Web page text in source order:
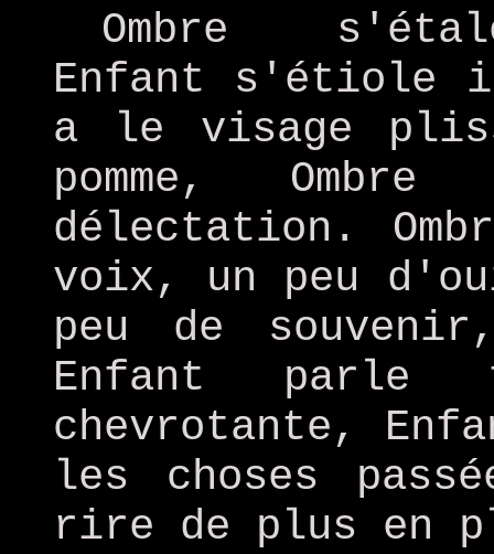
Ombre
Enfant s'étiole
a le visage
pomme,
délectation.
voix, un peu
peu de
Enfant
chevrotante,
les choses
rire de plus en